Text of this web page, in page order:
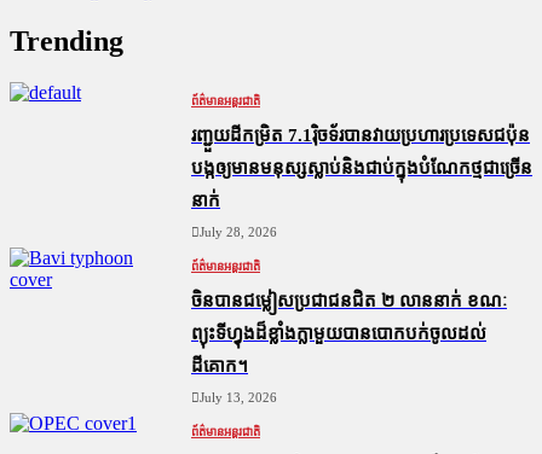
Trending
ព័ត៌មានអន្តរជាតិ
រញ្ជួយដីកម្រិត​ 7.1រ៉ិចទ័របានវាយប្រហារប្រទេសជប៉ុន
បង្កឲ្យមានមនុស្សស្លាប់​និង​ជាប់ក្នុងបំណែកថ្មជាច្រើន
នាក់
July 28, 2026
ព័ត៌មានអន្តរជាតិ
ចិនបានជម្លៀសប្រជាជនជិត ២ លាននាក់ ខណៈ
ព្យុះទីហ្វុងដ៏ខ្លាំងក្លាមួយបានបោកបក់ចូលដល់
ដីគោក។
July 13, 2026
ព័ត៌មានអន្តរជាតិ